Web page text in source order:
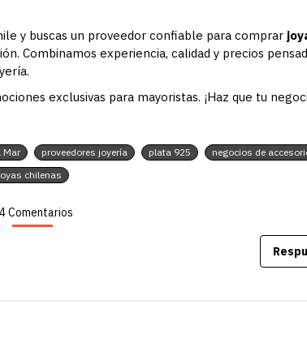
y buscas un proveedor confiable para comprar
Combinamos experiencia, calidad y precios
exclusivas para mayoristas. ¡Haz que tu
Mar proveedores joyería plata 925
negocios de
chilenas
Comentarios